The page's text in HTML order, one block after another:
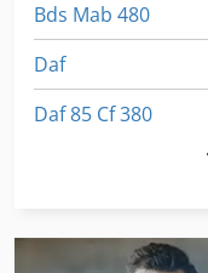
Bds Mab 480
Daf
Daf 85 Cf 380